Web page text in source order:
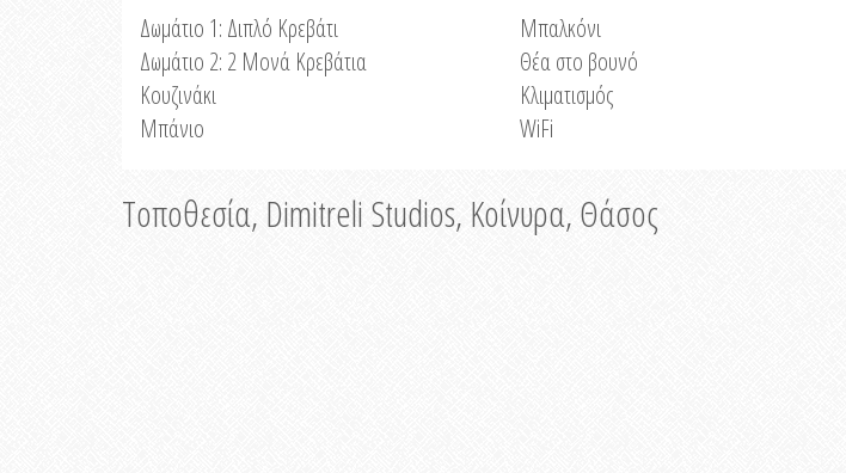
Δωμάτιο 1: Διπλό Κρεβάτι
Δωμάτιο 2: 2 Μονά Κρεβάτια
Κουζινάκι
Μπάνιο
Μπαλκόνι
Θέα στο βουνό
Κλιματισμός
WiFi
Τοποθεσία, Dimitreli Studios, Κοίνυρα, Θάσος